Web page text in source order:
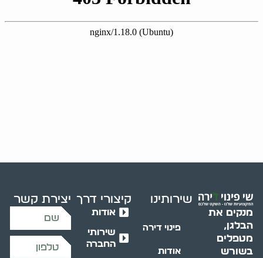
מנקים את
הבלגן,
מטפלים
בשורש
שירותינו
פינוי דירה
אודות
קיצורי דרך
אודות
שירותי
החברה
יצירת קשר